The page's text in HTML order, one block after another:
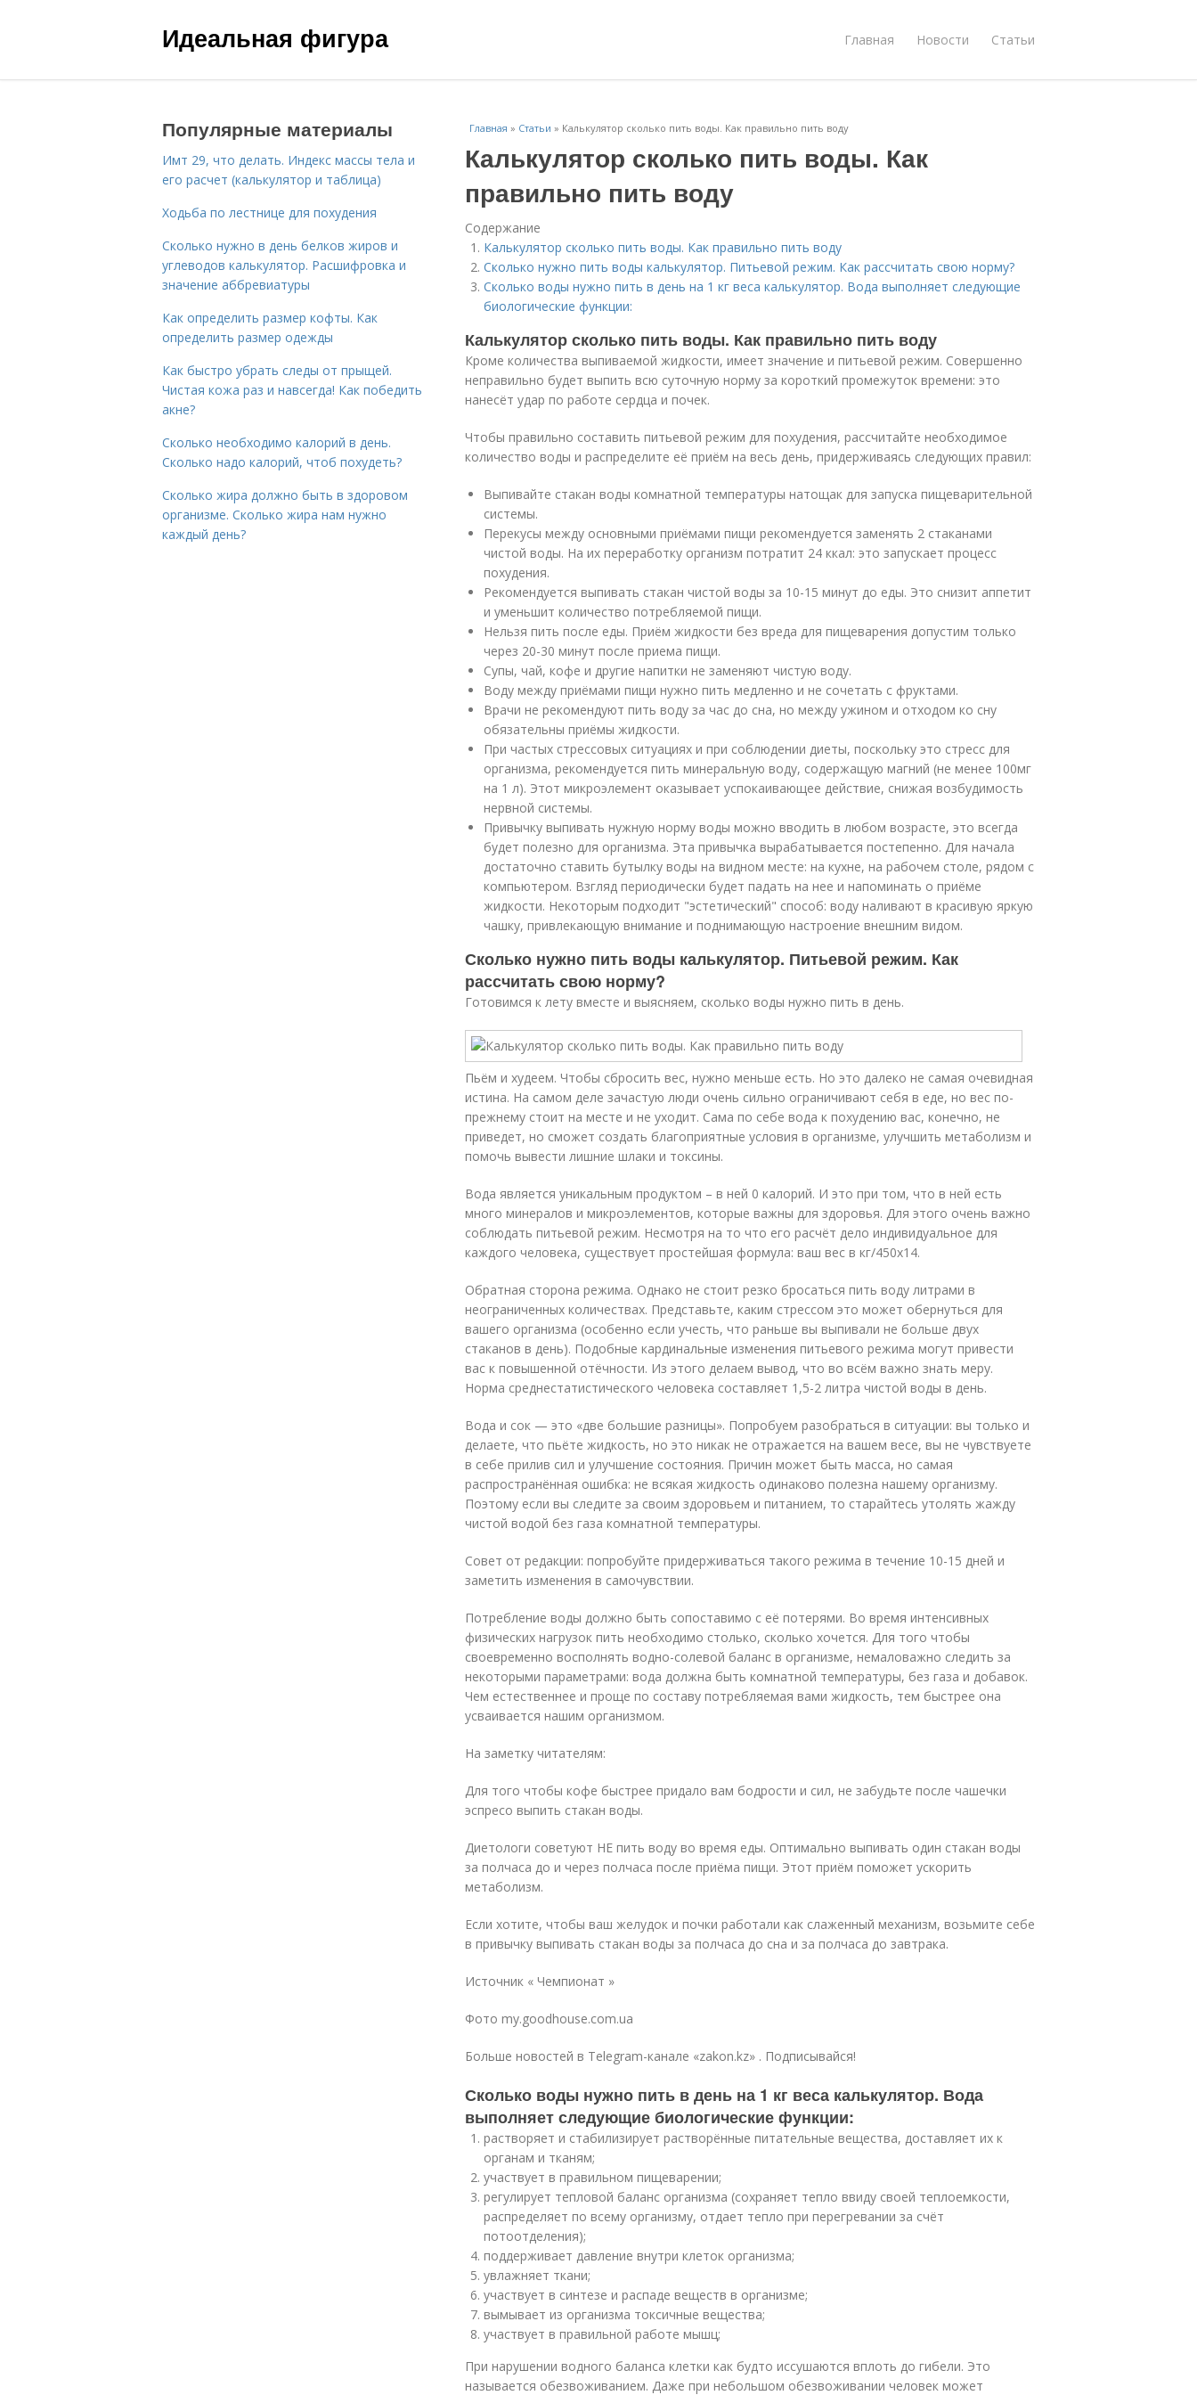
Идеальная фигура Главная Новости Статьи
Главная » Статьи » Калькулятор сколько пить воды. Как правильно пить воду
Калькулятор сколько пить воды. Как
правильно пить воду
Содержание
Калькулятор сколько пить воды. Как правильно пить воду
Сколько нужно пить воды калькулятор. Питьевой режим. Как рассчитать свою норму?
Сколько воды нужно пить в день на 1 кг веса калькулятор. Вода выполняет следующие
биологические функции:
Калькулятор сколько пить воды. Как правильно пить воду
Кроме количества выпиваемой жидкости, имеет значение и питьевой режим. Совершенно
неправильно будет выпить всю суточную норму за короткий промежуток времени: это
нанесёт удар по работе сердца и почек.
Чтобы правильно составить питьевой режим для похудения, рассчитайте необходимое
количество воды и распределите её приём на весь день, придерживаясь следующих правил:
Выпивайте стакан воды комнатной температуры натощак для запуска пищеварительной
системы.
Перекусы между основными приёмами пищи рекомендуется заменять 2 стаканами
чистой воды. На их переработку организм потратит 24 ккал: это запускает процесс
похудения.
Рекомендуется выпивать стакан чистой воды за 10-15 минут до еды. Это снизит аппетит
и уменьшит количество потребляемой пищи.
Нельзя пить после еды. Приём жидкости без вреда для пищеварения допустим только
через 20-30 минут после приема пищи.
Супы, чай, кофе и другие напитки не заменяют чистую воду.
Воду между приёмами пищи нужно пить медленно и не сочетать с фруктами.
Врачи не рекомендуют пить воду за час до сна, но между ужином и отходом ко сну
обязательны приёмы жидкости.
При частых стрессовых ситуациях и при соблюдении диеты, поскольку это стресс для
организма, рекомендуется пить минеральную воду, содержащую магний (не менее 100мг
на 1 л). Этот микроэлемент оказывает успокаивающее действие, снижая возбудимость
нервной системы.
Привычку выпивать нужную норму воды можно вводить в любом возрасте, это всегда
будет полезно для организма. Эта привычка вырабатывается постепенно. Для начала
достаточно ставить бутылку воды на видном месте: на кухне, на рабочем столе, рядом с
компьютером. Взгляд периодически будет падать на нее и напоминать о приёме
жидкости. Некоторым подходит "эстетический" способ: воду наливают в красивую яркую
чашку, привлекающую внимание и поднимающую настроение внешним видом.
Сколько нужно пить воды калькулятор. Питьевой режим. Как
рассчитать свою норму?
Готовимся к лету вместе и выясняем, сколько воды нужно пить в день.
Пьём и худеем. Чтобы сбросить вес, нужно меньше есть. Но это далеко не самая очевидная
истина. На самом деле зачастую люди очень сильно ограничивают себя в еде, но вес по-
прежнему стоит на месте и не уходит. Сама по себе вода к похудению вас, конечно, не
приведет, но сможет создать благоприятные условия в организме, улучшить метаболизм и
помочь вывести лишние шлаки и токсины.
Вода является уникальным продуктом – в ней 0 калорий. И это при том, что в ней есть
много минералов и микроэлементов, которые важны для здоровья. Для этого очень важно
соблюдать питьевой режим. Несмотря на то что его расчёт дело индивидуальное для
каждого человека, существует простейшая формула: ваш вес в кг/450x14.
Обратная сторона режима. Однако не стоит резко бросаться пить воду литрами в
неограниченных количествах. Представьте, каким стрессом это может обернуться для
вашего организма (особенно если учесть, что раньше вы выпивали не больше двух
стаканов в день). Подобные кардинальные изменения питьевого режима могут привести
вас к повышенной отёчности. Из этого делаем вывод, что во всём важно знать меру.
Норма среднестатистического человека составляет 1,5-2 литра чистой воды в день.
Вода и сок — это «две большие разницы». Попробуем разобраться в ситуации: вы только и
делаете, что пьёте жидкость, но это никак не отражается на вашем весе, вы не чувствуете
в себе прилив сил и улучшение состояния. Причин может быть масса, но самая
распространённая ошибка: не всякая жидкость одинаково полезна нашему организму.
Поэтому если вы следите за своим здоровьем и питанием, то старайтесь утолять жажду
чистой водой без газа комнатной температуры.
Совет от редакции: попробуйте придерживаться такого режима в течение 10-15 дней и
заметить изменения в самочувствии.
Потребление воды должно быть сопоставимо с её потерями. Во время интенсивных
физических нагрузок пить необходимо столько, сколько хочется. Для того чтобы
своевременно восполнять водно-солевой баланс в организме, немаловажно следить за
некоторыми параметрами: вода должна быть комнатной температуры, без газа и добавок.
Чем естественнее и проще по составу потребляемая вами жидкость, тем быстрее она
усваивается нашим организмом.
На заметку читателям:
Для того чтобы кофе быстрее придало вам бодрости и сил, не забудьте после чашечки
эспресо выпить стакан воды.
Диетологи советуют НЕ пить воду во время еды. Оптимально выпивать один стакан воды
за полчаса до и через полчаса после приёма пищи. Этот приём поможет ускорить
метаболизм.
Если хотите, чтобы ваш желудок и почки работали как слаженный механизм, возьмите себе
в привычку выпивать стакан воды за полчаса до сна и за полчаса до завтрака.
Источник « Чемпионат »
Фото my.goodhouse.com.ua
Больше новостей в Telegram-канале «zakon.kz» . Подписывайся!
Сколько воды нужно пить в день на 1 кг веса калькулятор. Вода
выполняет следующие биологические функции:
растворяет и стабилизирует растворённые питательные вещества, доставляет их к
органам и тканям;
участвует в правильном пищеварении;
регулирует тепловой баланс организма (сохраняет тепло ввиду своей теплоемкости,
распределяет по всему организму, отдает тепло при перегревании за счёт
потоотделения);
поддерживает давление внутри клеток организма;
увлажняет ткани;
участвует в синтезе и распаде веществ в организме;
вымывает из организма токсичные вещества;
участвует в правильной работе мышц;
При нарушении водного баланса клетки как будто иссушаются вплоть до гибели. Это
называется обезвоживанием. Даже при небольшом обезвоживании человек может
Популярные материалы
Имт 29, что делать. Индекс массы тела и
его расчет (калькулятор и таблица)
Ходьба по лестнице для похудения
Сколько нужно в день белков жиров и
углеводов калькулятор. Расшифровка и
значение аббревиатуры
Как определить размер кофты. Как
определить размер одежды
Как быстро убрать следы от прыщей.
Чистая кожа раз и навсегда! Как победить
акне?
Сколько необходимо калорий в день.
Сколько надо калорий, чтоб похудеть?
Сколько жира должно быть в здоровом
организме. Сколько жира нам нужно
каждый день?